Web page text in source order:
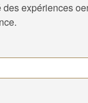
expériences